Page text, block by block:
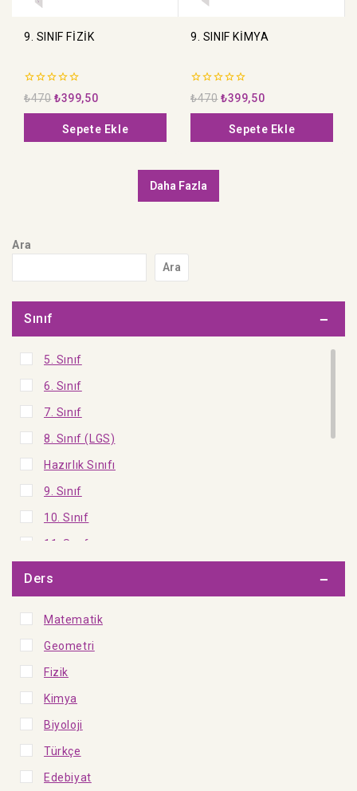
9. SINIF FİZİK
0
5
üzerinden
₺470 ₺399,50
Sepete Ekle
9. SINIF KİMYA
0
5
üzerinden
₺470 ₺399,50
Sepete Ekle
Daha Fazla
Ara
Ara
Sınıf
5. Sınıf
6. Sınıf
7. Sınıf
8. Sınıf (LGS)
Hazırlık Sınıfı
9. Sınıf
10. Sınıf
11. Sınıf
TYT
AYT
Olimpiyat Sınıfı
KPSS - DGS - ALES
Akademi - Kültür
Kültür - Çocuk
Ders
Matematik
Geometri
Fizik
Kimya
Biyoloji
Türkçe
Edebiyat